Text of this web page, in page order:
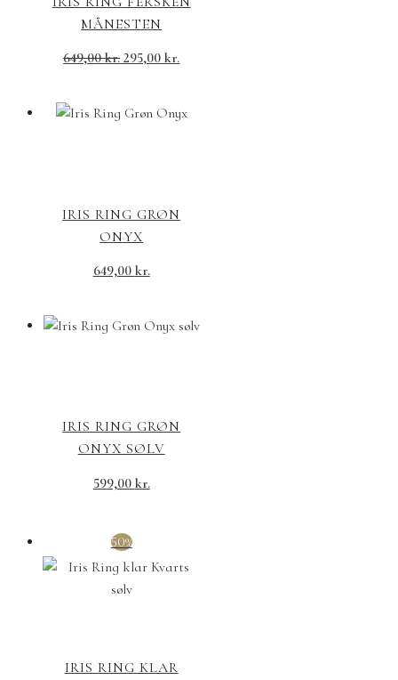
MÅNESTEN
649,00kr. 295,00kr.
IRIS RING GRØN
ONYX
649,00 kr.
IRIS RING GRØN
ONYX SØLV
599,00 kr.
50%
IRIS RING KLAR